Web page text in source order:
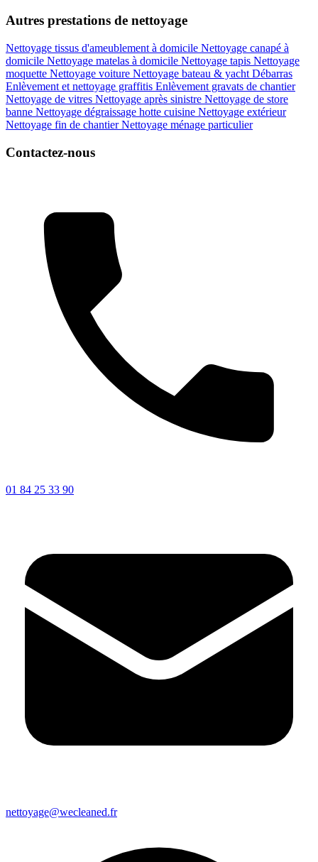
Autres prestations de nettoyage
Nettoyage tissus d'ameublement à domicile Nettoyage canapé à
domicile Nettoyage matelas à domicile Nettoyage tapis Nettoyage
moquette Nettoyage voiture Nettoyage bateau & yacht Débarras
Enlèvement et nettoyage graffitis Enlèvement gravats de chantier
Nettoyage de vitres Nettoyage après sinistre Nettoyage de store
banne Nettoyage dégraissage hotte cuisine Nettoyage extérieur
Nettoyage fin de chantierNettoyage ménage particulier
Contactez-nous
01 84 25 33 90
nettoyage@wecleaned.fr